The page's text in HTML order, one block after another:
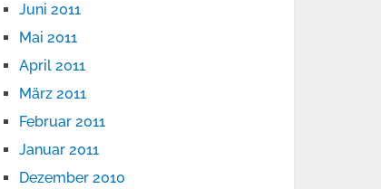
Juni 2011
Mai 2011
April 2011
März 2011
Februar 2011
Januar 2011
Dezember 2010